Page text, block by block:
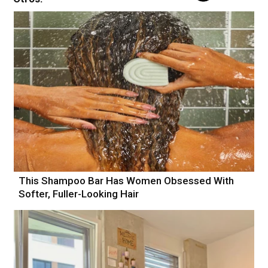
This Shampoo Bar Has Women Obsessed With
Softer, Fuller-Looking Hair